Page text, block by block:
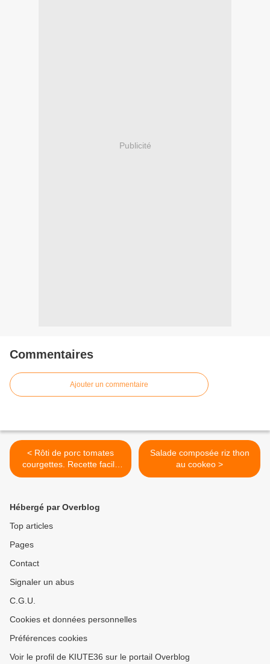
Publicité
Commentaires
Ajouter un commentaire
< Rôti de porc tomates
courgettes. Recette facile
au cookeo
Salade composée riz thon
au cookeo >
Hébergé par Overblog
Top articles
Pages
Contact
Signaler un abus
C.G.U.
Cookies et données personnelles
Préférences cookies
Voir le profil de KIUTE36 sur le portail Overblog